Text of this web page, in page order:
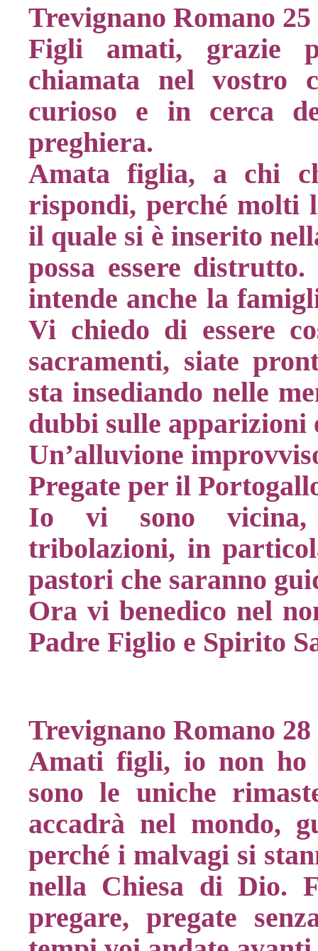
Trevignano Romano
Figli amati, grazie
chiamata nel vostro
curioso e in cerca
preghiera.
Amata figlia, a chi
rispondi, perché molti
il quale si è inserito
possa essere
intende anche la
Vi chiedo di essere
sacramenti, siate
sta insediando nelle
dubbi sulle apparizioni
Un’alluvione
Pregate per il
Io vi sono vicina,
tribolazioni, in
pastori che saranno
Ora vi benedico nel
Padre Figlio e Spirito
Trevignano Romano
Amati figli, io non ho
sono le uniche
accadrà nel mondo,
perché i malvagi si
nella Chiesa di Dio.
pregare, pregate